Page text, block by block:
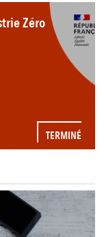
Zéro
TERMINÉ